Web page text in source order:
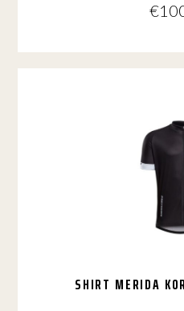
€
SHIRT MERIDA